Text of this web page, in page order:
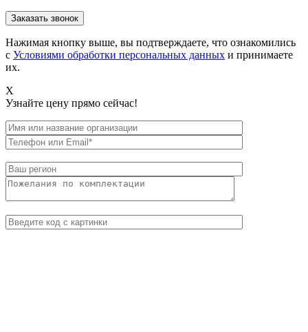
Нажимая кнопку выше, вы подтверждаете, что ознакомились
с Условиями обработки персональных данных и принимаете
их.
X
Узнайте цену прямо сейчас!